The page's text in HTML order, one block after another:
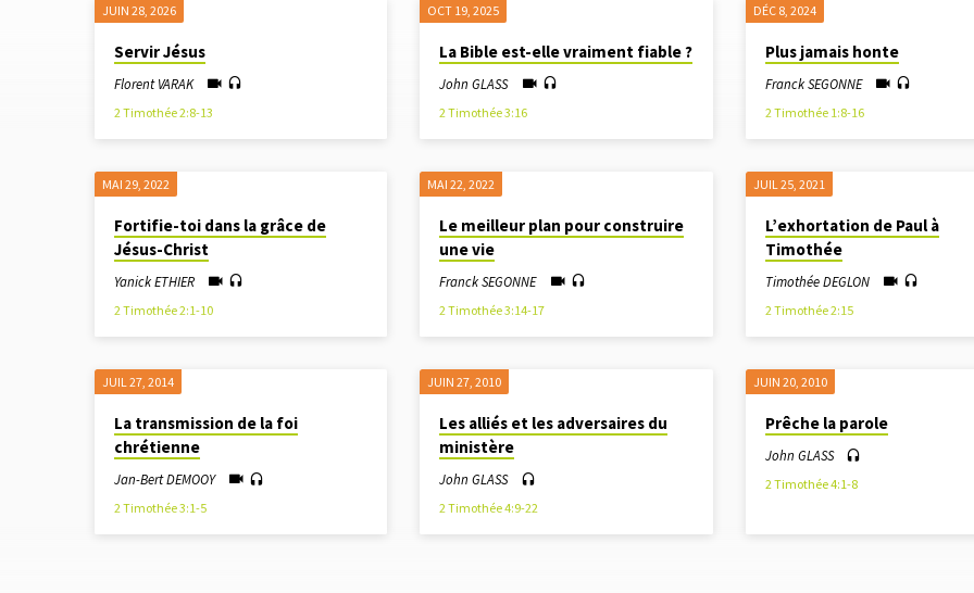
SERMONS
SUR
55_2
TIMOTHÉE
JUIN 28, 2026
Servir Jésus
Florent VARAK
2 Timothée 2:8-13
OCT 19, 2025
La Bible est-elle vraiment fiable ?
John GLASS
2 Timothée 3:16
DÉC 8, 2024
Plus jamais honte
Franck SEGONNE
2 Timothée 1:8-16
MAI 29, 2022
Fortifie-toi dans la grâce de
Jésus-Christ
Yanick ETHIER
2 Timothée 2:1-10
MAI 22, 2022
Le meilleur plan pour construire
une vie
Franck SEGONNE
2 Timothée 3:14-17
JUIL 25, 2021
L’exhortation de Paul à
Timothée
Timothée DEGLON
2 Timothée 2:15
JUIL 27, 2014
La transmission de la foi
chrétienne
Jan-Bert DEMOOY
2 Timothée 3:1-5
JUIN 27, 2010
Les alliés et les adversaires du
ministère
John GLASS
2 Timothée 4:9-22
JUIN 20, 2010
Prêche la parole
John GLASS
2 Timothée 4:1-8